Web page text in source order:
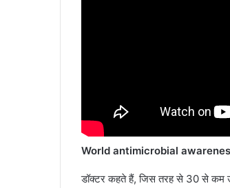
World antimicrobial
डॉक्टर कहते हैं, जिस तरह से 30 से कम